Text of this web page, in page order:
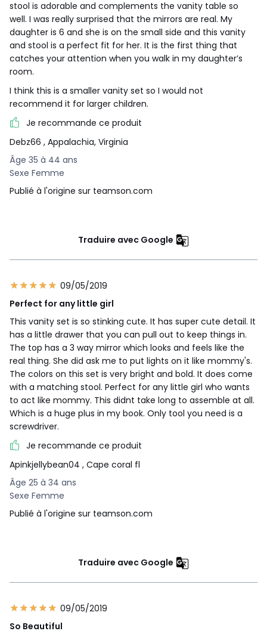
stool is adorable and complements the vanity table so
well. I was really surprised that the mirrors are real. My
daughter is 6 and she is on the small side and this vanity
and stool is a perfect fit for her. It is the first thing that
catches your attention when you walk in my daughter’s
room.
I think this is a smaller vanity set so I would not
recommend it for larger children.
Je recommande ce produit
Debz66 , Appalachia, Virginia
Âge 35 à 44 ans
Sexe Femme
Publié à l'origine sur teamson.com
Traduire avec Google
09/05/2019
Perfect for any little girl
This vanity set is so stinking cute. It has super cute detail. It
has a little drawer that you can pull out to keep things in.
The top has a 3 way mirror which looks and feels like the
real thing. She did ask me to put lights on it like mommy's.
The colors on this set is very bright and bold. It does come
with a matching stool. Perfect for any little girl who wants
to act like mommy. This didnt take long to assemble at all.
Which is a huge plus in my book. Only tool you need is a
screwdriver.
Je recommande ce produit
Apinkjellybean04 , Cape coral fl
Âge 25 à 34 ans
Sexe Femme
Publié à l'origine sur teamson.com
Traduire avec Google
09/05/2019
So Beautiful